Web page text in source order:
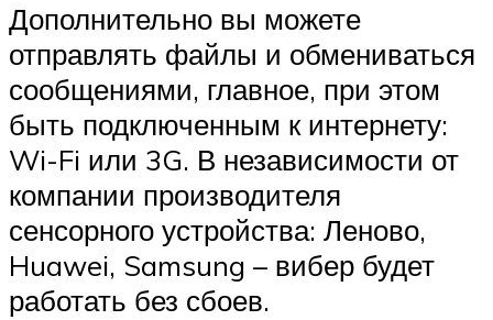
Дополнительно вы можете
отправлять файлы и обмениваться
сообщениями, главное, при этом
быть подключенным к интернету:
Wi-Fi или 3G. В независимости от
компании производителя
сенсорного устройства: Леново,
Huawei, Samsung – вибер будет
работать без сбоев.